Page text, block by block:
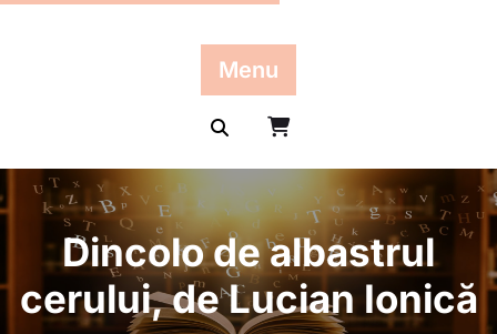
Menu
Dincolo de albastrul
cerului, de Lucian Ionică